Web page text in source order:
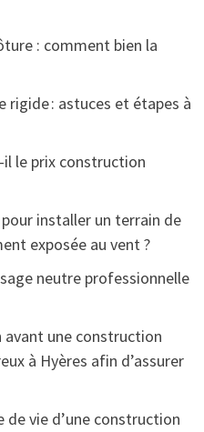
: comment bien la
rigide : astuces et étapes à
il le prix construction
installer un terrain de
exposée au vent ?
neutre professionnelle
une construction
à Hyères afin d’assurer
vie d’une construction